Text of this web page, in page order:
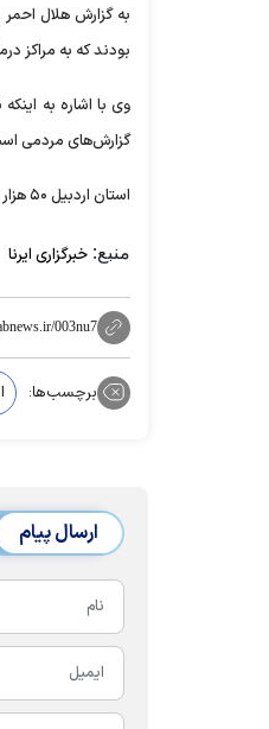
بودند که به مراکز
گزارش‌های مردمی
استان اردبیل ۵۰ هزار امدادگر آموزش‌دیده برای بکارگیری در حوادث احتمالی غیرمترقبه دارد.
منبع: خبرگزاری ایرنا
003nu7
برچسب‌ها:
ارسال پیام